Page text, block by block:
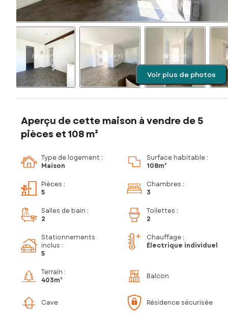
Voir plus de photos
Aperçu de cette maison à vendre de 5
pièces et 108 m²
Type de logement :
Maison
Surface habitable :
108m²
Pièces :
5
Chambres :
3
Salles de bain :
2
Toilettes :
2
Stationnements
inclus :
5
Chauffage :
Électrique individuel
Terrain :
403m²
Balcon
Cave Résidence sécurisée